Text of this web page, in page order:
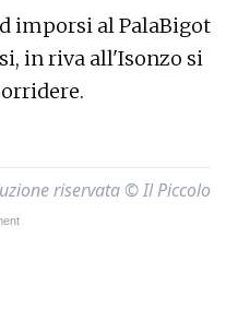
imporsi al PalaBigot
in riva all'Isonzo si
riservata © Il Piccolo